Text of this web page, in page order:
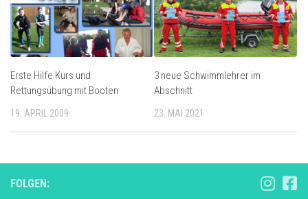
Erste Hilfe Kurs und
Rettungsübung mit Booten
19. APRIL 2009
3 neue Schwimmlehrer im
Abschnitt
23. MAI 2021
FOLGEN: